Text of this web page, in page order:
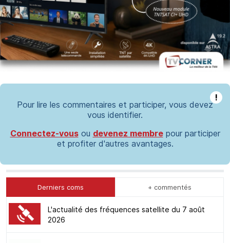
!
Pour lire les commentaires et participer, vous devez
vous identifier.
Connectez-vousou devenez membrepour participer
et profiter d'autres avantages.
Derniers coms + commentés
L'actualité des fréquences satellite du 7 août
2026